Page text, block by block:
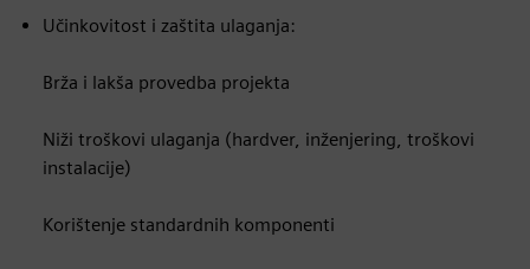
Učinkovitost i zaštita ulaganja:
Brža i lakša provedba projekta
Niži troškovi ulaganja (hardver, inženjering, troškovi
instalacije)
Korištenje standardnih komponenti